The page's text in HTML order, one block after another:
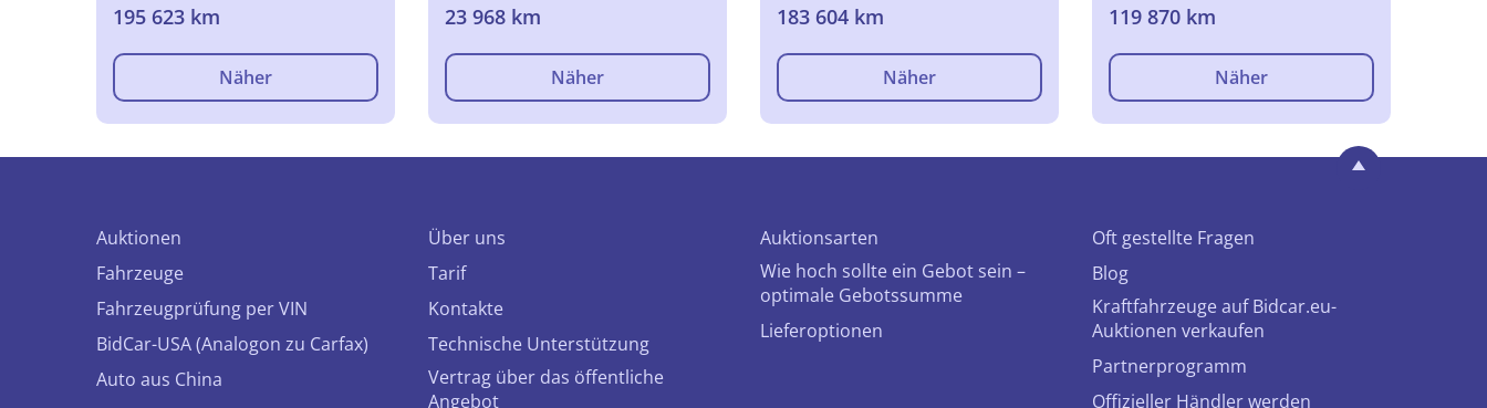
195 623 km
Näher
23 968 km
Näher
183 604 km
Näher
119 870 km
Näher
Auktionen
Fahrzeuge
Fahrzeugprüfung per VIN
BidCar-USA (Analogon zu Carfax)
Auto aus China
Über uns
Tarif
Kontakte
Technische Unterstützung
Vertrag über das öffentliche
Angebot
Auktionsarten
Wie hoch sollte ein Gebot sein –
optimale Gebotssumme
Lieferoptionen
Oft gestellte Fragen
Blog
Kraftfahrzeuge auf Bidcar.eu-
Auktionen verkaufen
Partnerprogramm
Offizieller Händler werden